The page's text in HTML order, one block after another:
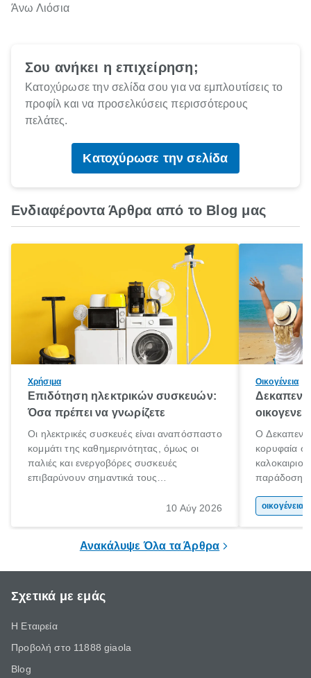
Άνω Λιόσια
Σου ανήκει η επιχείρηση;
Κατοχύρωσε την σελίδα σου για να εμπλουτίσεις το
προφίλ και να προσελκύσεις περισσότερους
πελάτες.
Κατοχύρωσε την σελίδα
Ενδιαφέροντα Άρθρα από το Blog μας
Χρήσιμα
Επιδότηση ηλεκτρικών συσκευών:
Όσα πρέπει να γνωρίζετε
Οι ηλεκτρικές συσκευές είναι αναπόσπαστο
κομμάτι της καθημερινότητας, όμως οι
παλιές και ενεργοβόρες συσκευές
επιβαρύνουν σημαντικά τους
Εδώ ακριβώς έρχεται να βοηθήσει η
καλύπτουν μέρος του κόστους
10 Αύγ 2026
Οικογένεια
Ο
κορυφαία
παράδοση με
χώρας. Είτε
Ανακάλυψε Όλα τα Άρθρα
Σχετικά με εμάς
Η Εταιρεία
Προβολή στο 11888 giaola
Blog